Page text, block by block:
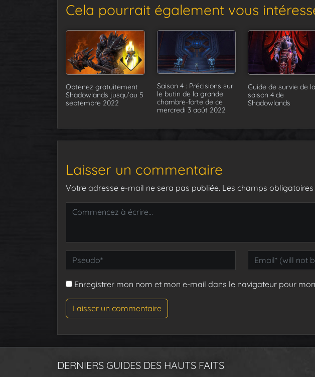
Cela pourrait également vous
Obtenez gratuitement
Shadowlands jusqu’au 5
septembre 2022
Saison 4 : Précisions sur
le butin de la grande
chambre-forte de ce
mercredi 3 août 2022
Guide de survie de la
saison 4 de
Shadowlands
Laisser un commentaire
Votre adresse e-mail ne sera pas publiée. Les champs
Enregistrer mon nom et mon e-mail dans le navigateur pour
DERNIERS GUIDES DES HAUTS FAITS